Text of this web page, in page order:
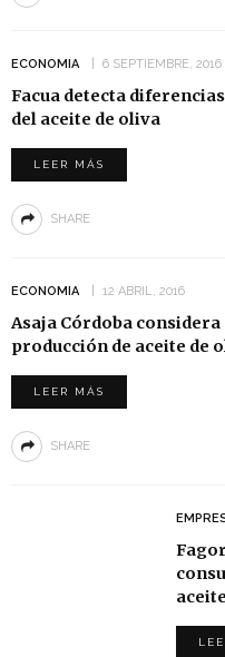
ECONOMIA 6 SEPTIEMBRE, 2016
Facua detecta
del aceite de oliva
LEER MÁS
SHARE
ECONOMIA 12 ABRIL, 2016
Asaja Córdoba
producción de aceite de
LEER MÁS
SHARE
aceite